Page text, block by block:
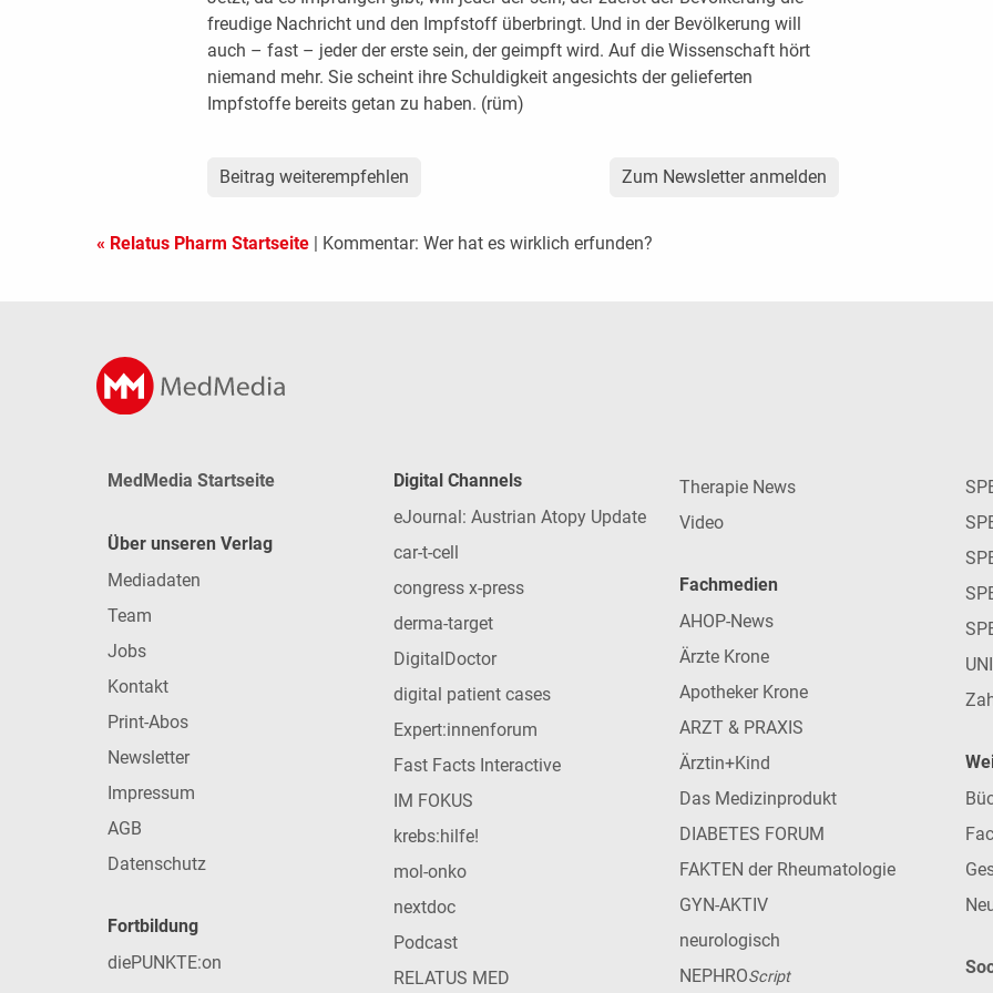
freudige Nachricht und den Impfstoff überbringt. Und in der Bevölkerung will
auch – fast – jeder der erste sein, der geimpft wird. Auf die Wissenschaft hört
niemand mehr. Sie scheint ihre Schuldigkeit angesichts der gelieferten
Impfstoffe bereits getan zu haben. (rüm)
Beitrag weiterempfehlen Zum Newsletter anmelden
« Relatus Pharm Startseite | Kommentar: Wer hat es wirklich erfunden?
MedMedia Startseite
Über unseren Verlag
Mediadaten
Team
Jobs
Kontakt
Print-Abos
Newsletter
Impressum
AGB
Datenschutz
Fortbildung
diePUNKTE:on
Digital Channels
eJournal: Austrian Atopy Update
car-t-cell
congress x-press
derma-target
DigitalDoctor
digital patient cases
Expert:innenforum
Fast Facts Interactive
IM FOKUS
krebs:hilfe!
mol-onko
nextdoc
Podcast
RELATUS MED
Therapie News
Video
Fachmedien
AHOP-News
Ärzte Krone
Apotheker Krone
ARZT & PRAXIS
Ärztin+Kind
Das Medizinprodukt
DIABETES FORUM
FAKTEN der Rheumatologie
GYN-AKTIV
neurologisch
NEPHROScript